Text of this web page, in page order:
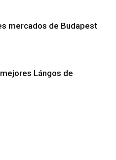
mercados de Budapest
Lángos de